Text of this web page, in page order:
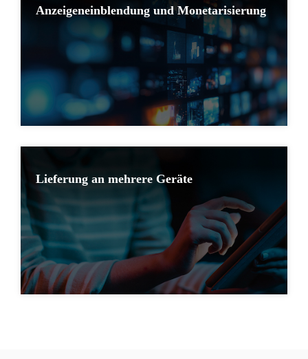
Anzeigeneinblendung und Monetarisierung
Lieferung an mehrere Geräte